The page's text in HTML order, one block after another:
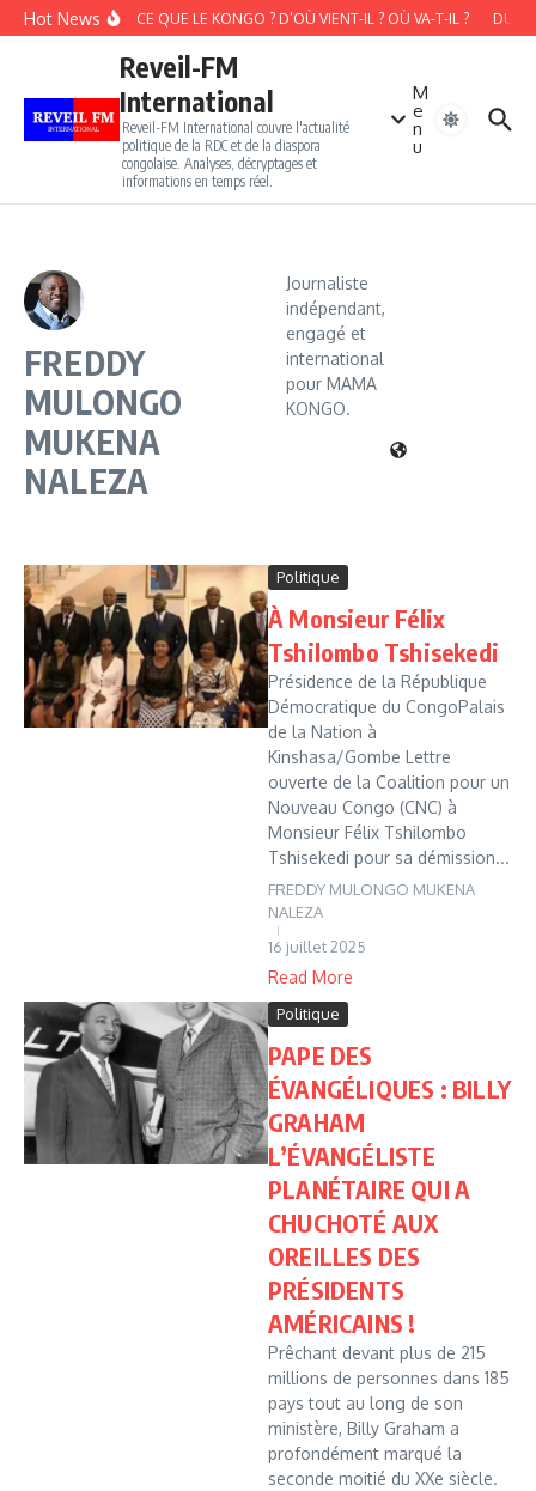
Aller au contenu
Hot NewsQU’EST-CE QUE LE KONGO ? D’OÙ VIENT-IL ? OÙ VA-T-IL ? DU
Reveil-FM
International
Reveil-FM International couvre l'actualité
politique de la RDC et de la diaspora
congolaise. Analyses, décryptages et
informations en temps réel.
M
e
n
u
FREDDY
MULONGO
MUKENA
NALEZA
Journaliste
indépendant,
engagé et
international
pour MAMA
KONGO.
Politique
À Monsieur Félix
Tshilombo Tshisekedi
Présidence de la République
Démocratique du CongoPalais
de la Nation à
Kinshasa/Gombe Lettre
ouverte de la Coalition pour un
Nouveau Congo (CNC) à
Monsieur Félix Tshilombo
Tshisekedi pour sa démission...
FREDDY MULONGO MUKENA
NALEZA
16 juillet 2025
Read More
Politique
PAPE DES
ÉVANGÉLIQUES : BILLY
GRAHAM
L’ÉVANGÉLISTE
PLANÉTAIRE QUI A
CHUCHOTÉ AUX
OREILLES DES
PRÉSIDENTS
AMÉRICAINS !
Prêchant devant plus de 215
millions de personnes dans 185
pays tout au long de son
ministère, Billy Graham a
profondément marqué la
seconde moitié du XXe siècle.